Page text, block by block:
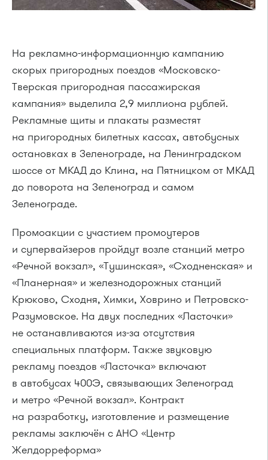
На рекламно-информационную кампанию
скорых пригородных поездов «Московско-
Тверская пригородная пассажирская
кампания» выделила 2,9 миллиона рублей.
Рекламные щиты и плакаты разместят
на пригородных билетных кассах, автобусных
остановках в Зеленограде, на Ленинградском
шоссе от МКАД до Клина, на Пятницком от МКАД
до поворота на Зеленоград и самом
Зеленограде.
Промоакции с участием промоутеров
и супервайзеров пройдут возле станций метро
«Речной вокзал», «Тушинская», «Сходненская» и
«Планерная» и железнодорожных станций
Крюково, Сходня, Химки, Ховрино и Петровско-
Разумовское. На двух последних «Ласточки»
не останавливаются из-за отсутствия
специальных платформ. Также звуковую
рекламу поездов «Ласточка» включают
в автобусах 400Э, связывающих Зеленоград
и метро «Речной вокзал». Контракт
на разработку, изготовление и размещение
рекламы заключён с АНО «Центр
Желдорреформа»